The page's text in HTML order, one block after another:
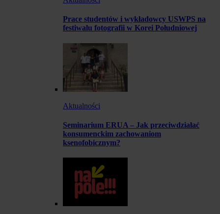
Prace studentów i wykładowcy USWPS na
festiwalu fotografii w Korei Południowej
Aktualności
Seminarium ERUA – Jak przeciwdziałać
konsumenckim zachowaniom
ksenofobicznym?